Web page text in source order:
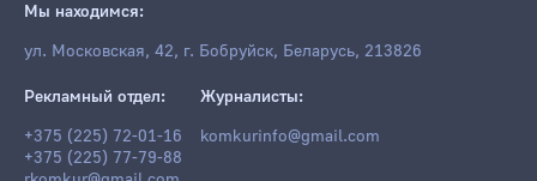
Мы находимся:
ул. Московская, 42, г. Бобруйск, Беларусь, 213826
Рекламный отдел:
+375 (225) 72-01-16
+375 (225) 77-79-88
Журналисты:
komkurinfo@gmail.com